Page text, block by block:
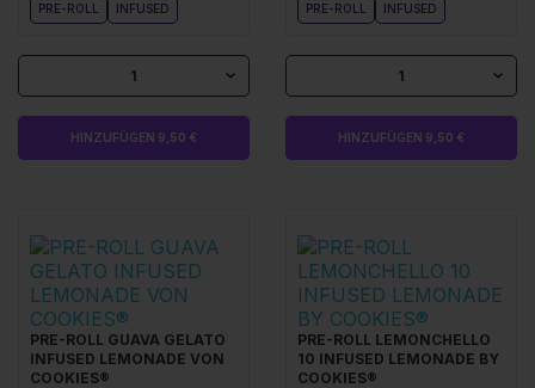
PRE-ROLL INFUSED
1
HINZUFÜGEN 9,50 €
PRE-ROLL INFUSED
1
HINZUFÜGEN 9,50 €
PRE-ROLL GUAVA GELATO
INFUSED LEMONADE VON
COOKIES®
PRE-ROLL LEMONCHELLO
10 INFUSED LEMONADE BY
COOKIES®